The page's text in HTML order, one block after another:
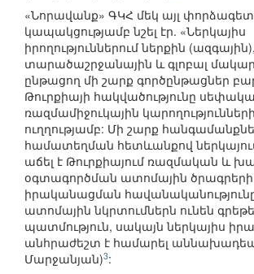
«Նորավանք» ԳԿՀ մեկ այլ
կապակցությամբ նշել էր. «Ներկայիս
իրողություններում ներքին (ազգային),
տարածաշրջանային և գլոբալ
ընթացող մի շարք գործընթացներ
Թուրքիայի հակվածությունը
ռազմամիջուկային
ուղղությամբ: Մի շարք
համատեղման հետևանքով
աճել է Թուրքիայում ռազմական և
օգտագործման ատոմային
իրականացման
ատոմային նկրտումներն ունեն
պատմություն, սակայն ներկայիս
անհրաժեշտ է համարել
Մարջանյան)3: